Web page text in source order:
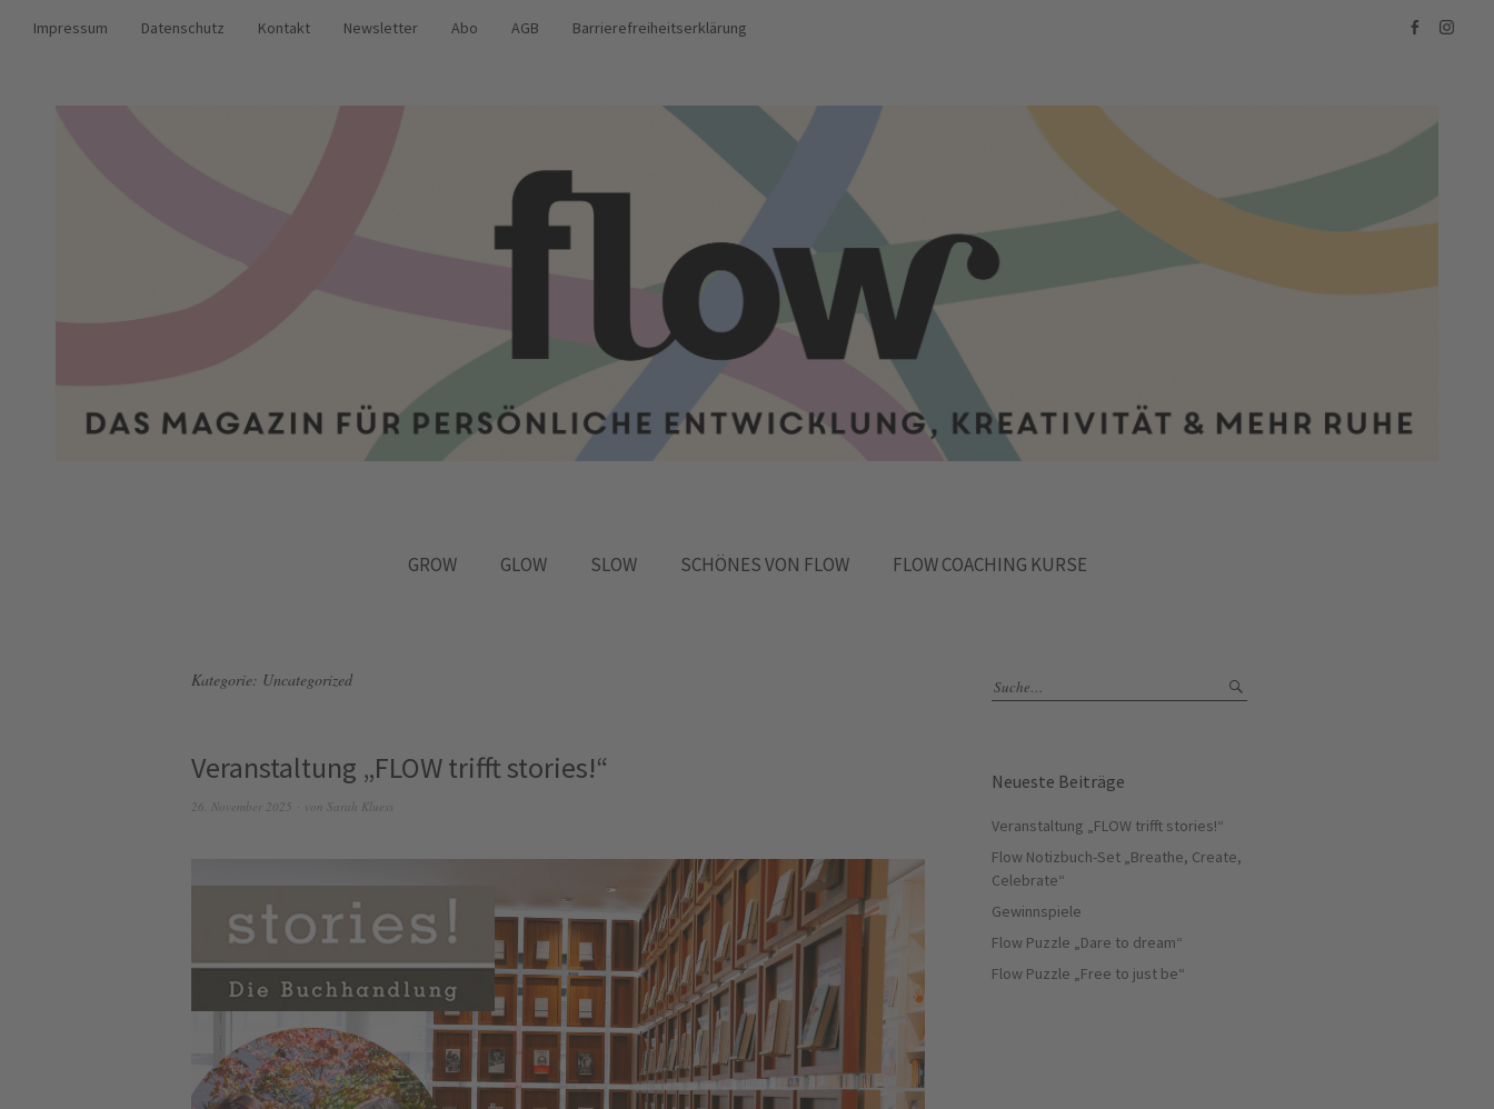
Impressum Datenschutz Kontakt Newsletter Abo AGB
Barrierefreiheitserklärung
GROW GLOW SLOW SCHÖNES VON FLOW FLOW COACHING KURSE
Kategorie: Uncategorized
Veranstaltung „FLOW trifft stories!“​
26. November 2025 von Sarah Kluess
Neueste Beiträge
Veranstaltung „FLOW trifft stories!“​
Flow Notizbuch-Set „Breathe, Create,
Celebrate“
Gewinnspiele
Flow Puzzle „Dare to dream“
Flow Puzzle „Free to just be“